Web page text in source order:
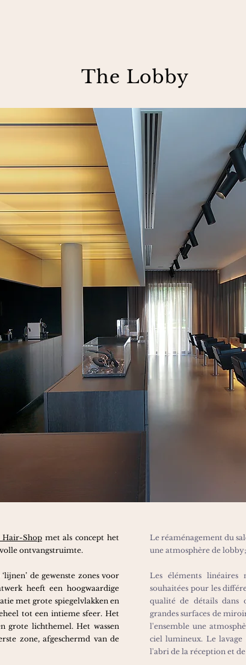
The Lobby
Shopmet alsconcept het
ontvangstruimte.
de gewenste zones voor
heeft een hoogwaardige
met grote spiegelvlakken en
tot een intieme sfeer. Het
grote lichthemel. Het wassen
zone, afgeschermd van de
Le réaménagement du
une atmosphère de
Les éléments linéaires
souhaitées pour les
qualité de détails dans
grandes surfaces de
l'ensemble une
ciel lumineux. Le
l'abri de la réception et